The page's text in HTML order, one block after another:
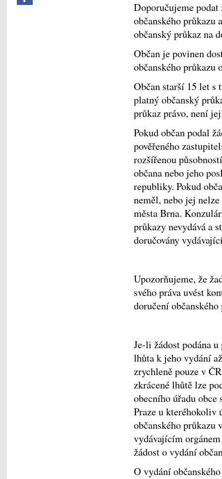
Doporučujeme podat
občanského průkazu
občanský průkaz na
Občan je povinen
občanského průkazu
Občan starší 15 let s
platný občanský
průkaz právo, není
Pokud občan podal
pověřeného
rozšířenou
občana nebo jeho
republiky. Pokud
neměl, nebo jej
města Brna.
průkazy nevydává a
doručovány
Upozorňujeme, že
svého práva uvést
doručení
Je-li žádost podána
lhůta k jeho vydání
zrychleně pouze v
zkrácené lhůtě lze
obecního úřadu
Praze u kteréhokoliv
občanského průkazu
vydávajícím
žádost o vydání
O vydání